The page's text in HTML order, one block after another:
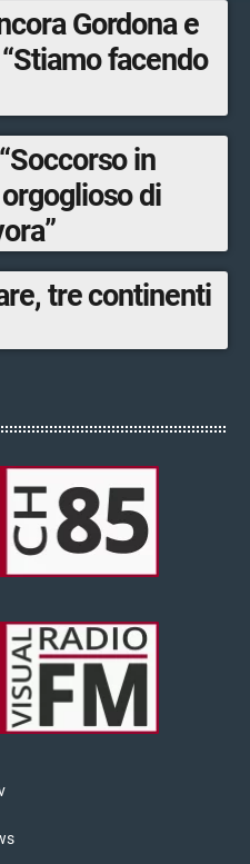
Gordona e
facendo
in
di
tre continenti